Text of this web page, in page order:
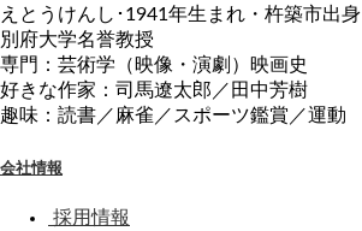
えとうけんし･1941年生まれ・杵築市出身
別府大学名誉教授
専門：芸術学（映像・演劇）映画史
好きな作家：司馬遼太郎／田中芳樹
趣味：読書／麻雀／スポーツ鑑賞／運動
会社情報
採用情報